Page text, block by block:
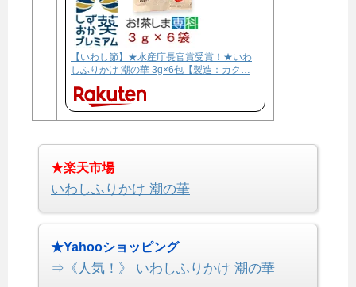
【いわし節】★水産庁長官賞受賞！★いわ
しふりかけ 潮の華 3g×6包【製造：カク…
★楽天市場
いわしふりかけ 潮の華
★Yahooショッピング
⇒《人気！》 いわしふりかけ 潮の華